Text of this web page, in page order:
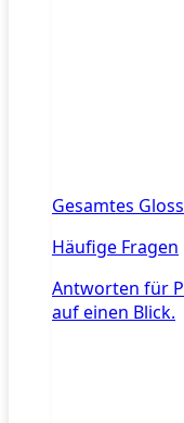
Gesamtes
Häufige Fragen
Antworten für
auf einen Blick.